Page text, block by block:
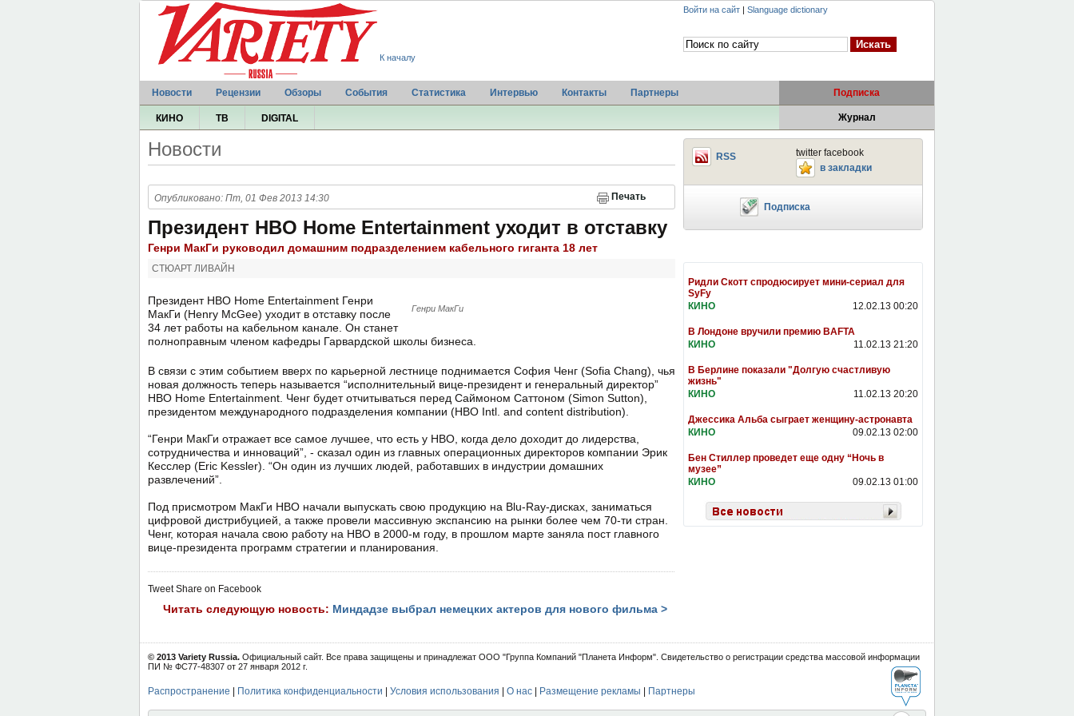
К началу
Войти на сайт | Slanguage dictionary
Новости Рецензии Обзоры События Статистика Интервью Контакты Партнеры Подписка
КИНО ТВ DIGITAL Журнал
Новости
Печать
Опубликовано: Пт, 01 Фев 2013 14:30
Президент HBO Home Entertainment уходит в отставку
Генри МакГи руководил домашним подразделением кабельного гиганта 18 лет
СТЮАРТ ЛИВАЙН
Генри МакГи
Президент HBO Home Entertainment Генри
МакГи (Henry McGee) уходит в отставку после
34 лет работы на кабельном канале. Он станет
полноправным членом кафедры Гарвардской школы бизнеса.
В связи с этим событием вверх по карьерной лестнице поднимается София Ченг (Sofia Chang), чья
новая должность теперь называется “исполнительный вице-президент и генеральный директор”
HBO Home Entertainment. Ченг будет отчитываться перед Саймоном Саттоном (Simon Sutton),
президентом международного подразделения компании (HBO Intl. and content distribution).
“Генри МакГи отражает все самое лучшее, что есть у HBO, когда дело доходит до лидерства,
сотрудничества и инноваций”, - сказал один из главных операционных директоров компании Эрик
Кесслер (Eric Kessler). “Он один из лучших людей, работавших в индустрии домашних
развлечений”.
Под присмотром МакГи HBO начали выпускать свою продукцию на Blu-Ray-дисках, заниматься
цифровой дистрибуцией, а также провели массивную экспансию на рынки более чем 70-ти стран.
Ченг, которая начала свою работу на HBO в 2000-м году, в прошлом марте заняла пост главного
вице-президента программ стратегии и планирования.
TweetShare on Facebook
Читать следующую новость: Миндадзе выбрал немецких актеров для нового фильма >
twitter facebook
RSS
в закладки
Подписка
Ридли Скотт спродюсирует мини-сериал для
SyFy
12.02.13 00:20
КИНО
В Лондоне вручили премию BAFTA
11.02.13 21:20
КИНО
В Берлине показали "Долгую счастливую
жизнь"
11.02.13 20:20
КИНО
Джессика Альба сыграет женщину-астронавта
09.02.13 02:00
КИНО
Бен Стиллер проведет еще одну “Ночь в
музее”
09.02.13 01:00
КИНО
© 2013 Variety Russia. Официальный сайт. Все права защищены и принадлежат ООО "Группа Компаний "Планета Информ". Свидетельство о регистрации средства массовой информации
ПИ № ФС77-48307 от 27 января 2012 г.
Распространение Политика конфиденциальности Условия использования О нас Размещение рекламы Партнеры